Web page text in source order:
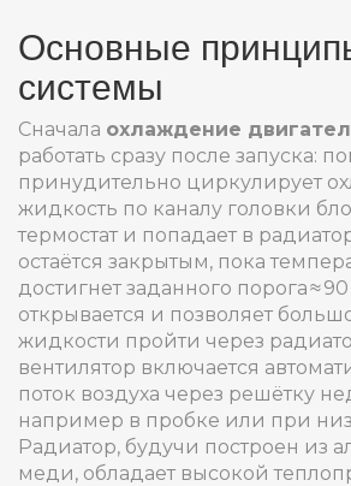
Основные
системы
Сначала охлаждение
работать сразу после запуска:
принудительно циркулирует
жидкость по каналу головки
термостат и попадает в
остаётся закрытым, пока
достигнет заданного порога ≈ 90
открывается и позволяет
жидкости пройти через
вентилятор включается
поток воздуха через решётку
например в пробке или при
Радиатор, будучи построен из
меди, обладает высокой